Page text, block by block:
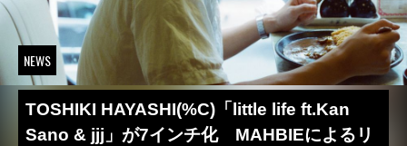
NEWS
TOSHIKI HAYASHI(%C)「little life ft.Kan
Sano & jjj」が7インチ化 MAHBIEによるリ